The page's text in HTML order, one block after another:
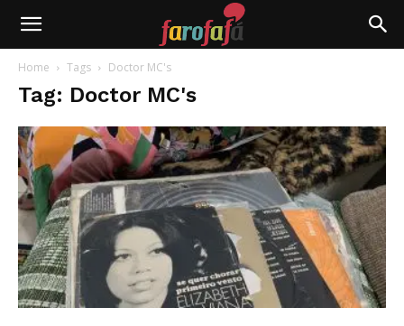
Farofafá
Home Tags Doctor MC's
Tag: Doctor MC's